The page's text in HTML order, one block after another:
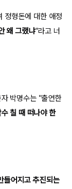
정형돈에 대한 애정
왜 그랬냐"라고 너
박명수는 "출연한
칠 때 떠나야 한
들어지고 추진되는